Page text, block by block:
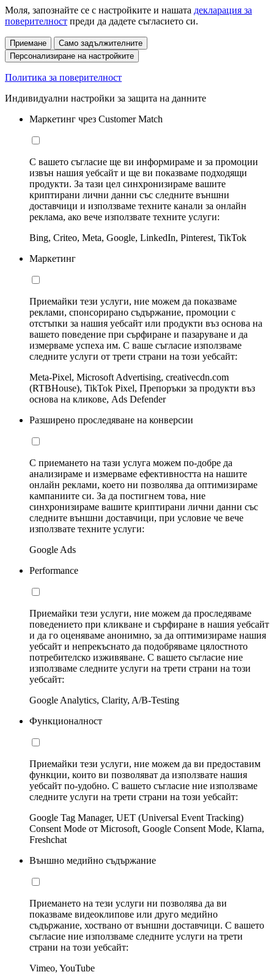
Моля, запознайте се с настройките и нашата декларация за
поверителност преди да дадете съгласието си.
Приемане
Само задължителните
Персонализиране на настройките
Политика за поверителност
Индивидуални настройки за защита на данните
Маркетинг чрез Customer Match
С вашето съгласие ще ви информираме и за промоции
извън нашия уебсайт и ще ви показваме подходящи
продукти. За тази цел синхронизираме вашите
криптирани лични данни със следните външни
доставчици и използваме техните канали за онлайн
реклама, ако вече използвате техните услуги:
Bing, Criteo, Meta, Google, LinkedIn, Pinterest, TikTok
Маркетинг
Приемайки тези услуги, ние можем да показваме
реклами, спонсорирано съдържание, промоции с
отстъпки за нашия уебсайт или продукти въз основа на
вашето поведение при сърфиране и пазаруване и да
измерваме успеха им. С ваше съгласие използваме
следните услуги от трети страни на този уебсайт:
Meta-Pixel, Microsoft Advertising, creativecdn.com
(RTBHouse), TikTok Pixel, Препоръки за продукти въз
основа на кликове, Ads Defender
Разширено проследяване на конверсии
С приемането на тази услуга можем по-добре да
анализираме и измерваме ефективността на нашите
онлайн реклами, което ни позволява да оптимизираме
кампаниите си. За да постигнем това, ние
синхронизираме вашите криптирани лични данни със
следните външни доставчици, при условие че вече
използвате техните услуги:
Google Ads
Performance
Приемайки тези услуги, ние можем да проследяваме
поведението при кликване и сърфиране в нашия уебсайт
и да го оценяваме анонимно, за да оптимизираме нашия
уебсайт и непрекъснато да подобряваме цялостното
потребителско изживяване. С вашето съгласие ние
използваме следните услуги на трети страни на този
уебсайт:
Google Analytics, Clarity, A/B-Testing
Функционалност
Приемайки тези услуги, ние можем да ви предоставим
функции, които ви позволяват да използвате нашия
уебсайт по-удобно. С вашето съгласие ние използваме
следните услуги на трети страни на този уебсайт:
Google Tag Manager, UET (Universal Event Tracking)
Consent Mode от Microsoft, Google Consent Mode, Klarna,
Freshchat
Външно медийно съдържание
Приемането на тези услуги ни позволява да ви
показваме видеоклипове или друго медийно
съдържание, хоствано от външни доставчици. С вашето
съгласие ние използваме следните услуги на трети
страни на този уебсайт:
Vimeo, YouTube